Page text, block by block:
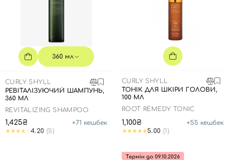
360 мл
CURLY SHYLL
РЕВІТАЛІЗУЮЧИЙ ШАМПУНЬ,
360 МЛ
REVITALIZING SHAMPOO
1,425₴ +71 кешбек
4.20 (5)
CURLY SHYLL
ТОНІК ДЛЯ ШКІРИ ГОЛОВИ,
100 МЛ
ROOT REMEDY TONIC
1,100₴ +55 кешбек
5.00 (1)
Термін до 09.10.2026